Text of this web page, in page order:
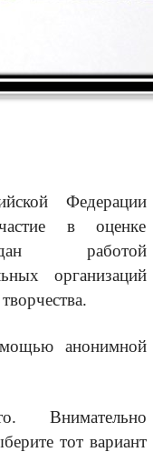
Федерации
в оценке
работой
организаций
анонимной
Внимательно
тот вариант